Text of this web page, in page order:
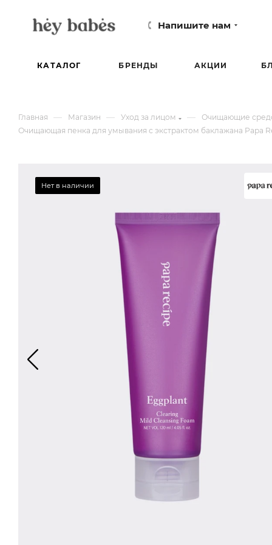
Напишите нам
КАТАЛОГ БРЕНДЫ АКЦИИ
Главная — Магазин — Уход за лицом —
Очищающие
Очищающая пенка для умывания с экстрактом баклажана Papa
Нет в наличии